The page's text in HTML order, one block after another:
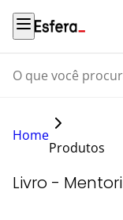
O que você procura?
Home
Produtos
Livro -